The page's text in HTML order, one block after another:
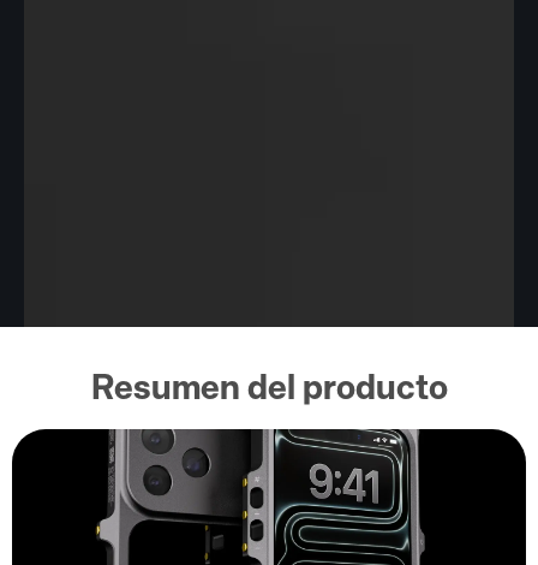
Resumen del producto